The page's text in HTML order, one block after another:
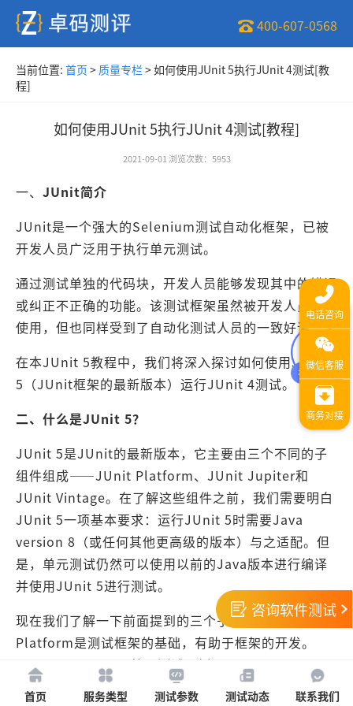
400-607-0568
当前位置: 首页 > 质量专栏 >如何使用JUnit 5执行JUnit 4测试[教
程]
如何使用JUnit 5执行JUnit 4测试[教程]
2021-09-01 浏览次数： 5953
一、 JUnit简介
JUnit是一个强大的Selenium测试自动化框架，已被
开发人员广泛用于执行单元测试。
通过测试单独的代码块，开发人员能够发现其中的错误
或纠正不正确的功能。该测试框架虽然被开发人员广泛
使用，但也同样受到了自动化测试人员的一致好评。
在本JUnit 5教程中，我们将深入探讨如何使用JUnit
5（JUnit框架的最新版本）运行JUnit 4测试。
二、 什么是JUnit 5？
JUnit 5是JUnit的最新版本，它主要由三个不同的子
组件组成——JUnit Platform、JUnit Jupiter和
JUnit Vintage。在了解这些组件之前，我们需要明白
JUnit 5一项基本要求：运行JUnit 5时需要Java
version 8（或任何其他更高级的版本）与之适配。但
是，单元测试仍然可以使用以前的Java版本进行编译
并使用JUnit 5进行测试。
现在我们了解一下前面提到的三个子组件，JUnit
Platform是测试框架的基础，有助于框架的开发。
JUnit Jupiter用于编写测试用例，而JUnit Vintage
用于运行早期版本的JUnit测试，例如基于JUnit 3和
咨询软件测试
首页 服务类型 测试参数 测试动态 联系我们